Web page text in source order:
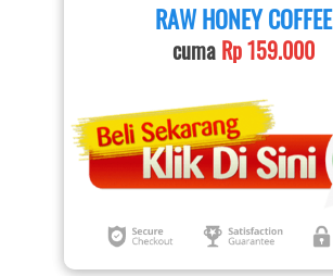
RAW HONEY COFFEE
cuma Rp 159.000